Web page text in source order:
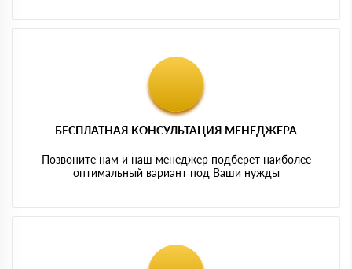
БЕСПЛАТНАЯ КОНСУЛЬТАЦИЯ МЕНЕДЖЕРА
Позвоните нам и наш менеджер подберет наиболее
оптимальный вариант под Ваши нужды